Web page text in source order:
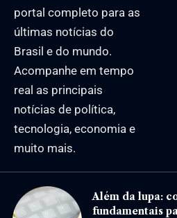
portal completo para as
últimas notícias do
Brasil e do mundo.
Acompanhe em tempo
real as principais
notícias de política,
tecnologia, economia e
muito mais.
Além da lupa:
fundamentais